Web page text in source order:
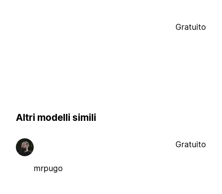
Gratuito
Altri modelli simili
mrpugo
Gratuito